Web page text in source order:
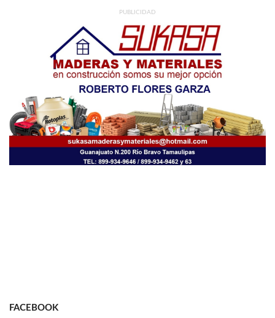
PUBLICIDAD
FACEBOOK